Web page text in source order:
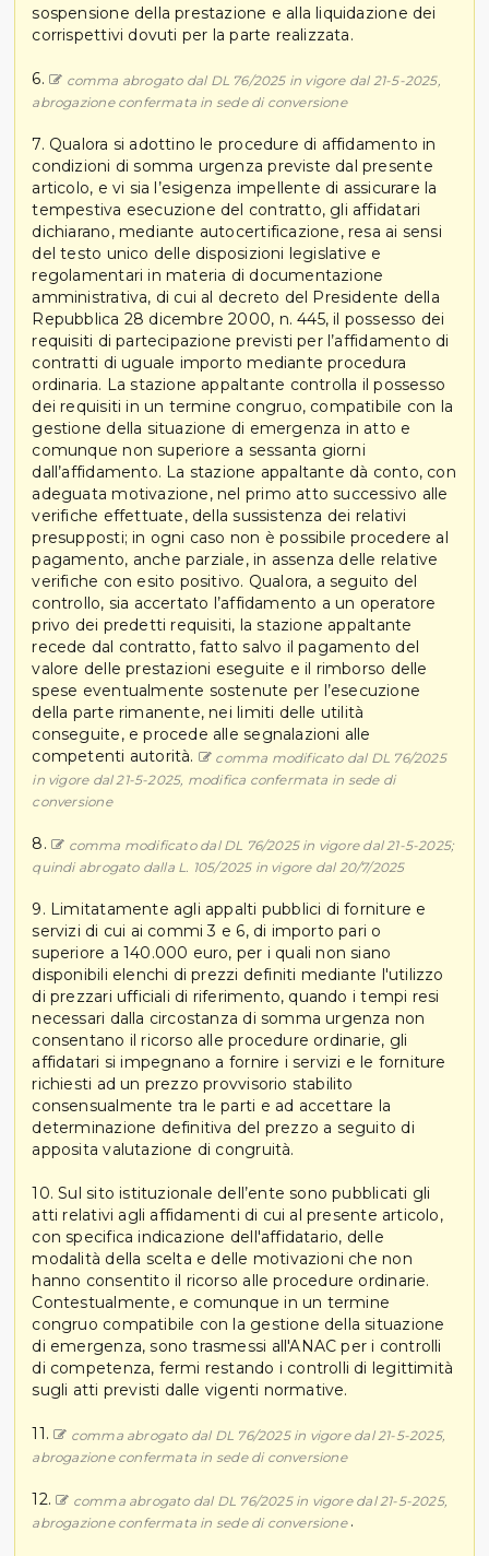
sospensione della prestazione e alla liquidazione dei
corrispettivi dovuti per la parte realizzata.
6.
comma abrogato dal DL 76/2025 in vigore dal 21-5-2025,
abrogazione confermata in sede di conversione
7. Qualora si adottino le procedure di affidamento in
condizioni di somma urgenza previste dal presente
articolo, e vi sia l’esigenza impellente di assicurare la
tempestiva esecuzione del contratto, gli affidatari
dichiarano, mediante autocertificazione, resa ai sensi
del testo unico delle disposizioni legislative e
regolamentari in materia di documentazione
amministrativa, di cui al decreto del Presidente della
Repubblica 28 dicembre 2000, n. 445, il possesso dei
requisiti di partecipazione previsti per l’affidamento di
contratti di uguale importo mediante procedura
ordinaria. La stazione appaltante controlla il possesso
dei requisiti in un termine congruo, compatibile con la
gestione della situazione di emergenza in atto e
comunque non superiore a sessanta giorni
dall’affidamento. La stazione appaltante dà conto, con
adeguata motivazione, nel primo atto successivo alle
verifiche effettuate, della sussistenza dei relativi
presupposti; in ogni caso non è possibile procedere al
pagamento, anche parziale, in assenza delle relative
verifiche con esito positivo. Qualora, a seguito del
controllo, sia accertato l’affidamento a un operatore
privo dei predetti requisiti, la stazione appaltante
recede dal contratto, fatto salvo il pagamento del
valore delle prestazioni eseguite e il rimborso delle
spese eventualmente sostenute per l’esecuzione
della parte rimanente, nei limiti delle utilità
conseguite, e procede alle segnalazioni alle
competenti autorità.
comma modificato dal DL 76/2025
in vigore dal 21-5-2025, modifica confermata in sede di
conversione
8.
comma modificato dal DL 76/2025 in vigore dal 21-5-2025;
quindi abrogato dalla L. 105/2025 in vigore dal 20/7/2025
9. Limitatamente agli appalti pubblici di forniture e
servizi di cui ai commi 3 e 6, di importo pari o
superiore a 140.000 euro, per i quali non siano
disponibili elenchi di prezzi definiti mediante l'utilizzo
di prezzari ufficiali di riferimento, quando i tempi resi
necessari dalla circostanza di somma urgenza non
consentano il ricorso alle procedure ordinarie, gli
affidatari si impegnano a fornire i servizi e le forniture
richiesti ad un prezzo provvisorio stabilito
consensualmente tra le parti e ad accettare la
determinazione definitiva del prezzo a seguito di
apposita valutazione di congruità.
10. Sul sito istituzionale dell’ente sono pubblicati gli
atti relativi agli affidamenti di cui al presente articolo,
con specifica indicazione dell'affidatario, delle
modalità della scelta e delle motivazioni che non
hanno consentito il ricorso alle procedure ordinarie.
Contestualmente, e comunque in un termine
congruo compatibile con la gestione della situazione
di emergenza, sono trasmessi all'ANAC per i controlli
di competenza, fermi restando i controlli di legittimità
sugli atti previsti dalle vigenti normative.
11.
comma abrogato dal DL 76/2025 in vigore dal 21-5-2025,
abrogazione confermata in sede di conversione
12.
comma abrogato dal DL 76/2025 in vigore dal 21-5-2025,
abrogazione confermata in sede di conversione .